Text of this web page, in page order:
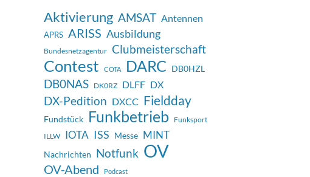
Aktivierung AMSAT Antennen
APRS ARISS Ausbildung
Bundesnetzagentur Clubmeisterschaft
Contest COTA DARC DB0HZL
DB0NAS DK0RZ DLFF DX
DX-Pedition DXCC Fieldday
Fundstück Funkbetrieb Funksport
ILLW IOTA ISS Messe MINT
Nachrichten Notfunk OV
OV-Abend Podcast